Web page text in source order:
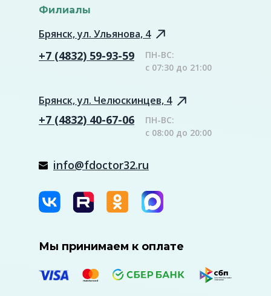
Мы принимаем к оплате
info@fdoctor32.ru
ПН-ВС:
с 08:00 до 20:00
+7 (4832) 40-67-06
Брянск, ул. Челюскинцев, 4
ПН-ВС:
с 07:30 до 21:00
+7 (4832) 59-93-59
Брянск, ул. Ульянова, 4
Филиалы